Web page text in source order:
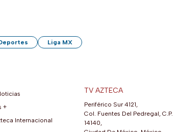
Liga MX
+
Internacional
TV AZTECA
Periférico Sur 4121,
Col. Fuentes Del Pedregal, C.P.
14140,